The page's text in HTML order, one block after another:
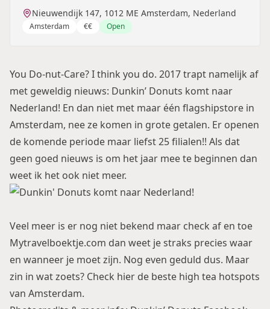
Nieuwendijk 147, 1012 ME Amsterdam, Nederland
Amsterdam €€ Open
You Do-nut-Care? I think you do. 2017 trapt namelijk af
met geweldig nieuws: Dunkin’ Donuts komt naar
Nederland! En dan niet met maar één flagshipstore in
Amsterdam, nee ze komen in grote getalen. Er openen
de komende periode maar liefst 25 filialen!! Als dat
geen goed nieuws is om het jaar mee te beginnen dan
weet ik het ook niet meer.
Veel meer is er nog niet bekend maar check af en toe
Mytravelboektje.com dan weet je straks precies waar
en wanneer je moet zijn. Nog even geduld dus. Maar
zin in wat zoets? Check hier de beste high tea hotspots
van Amsterdam.